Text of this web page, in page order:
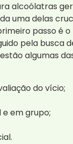
alcoólatras
uma delas
passo é
pela busca
algumas
do vício;
e em grupo;